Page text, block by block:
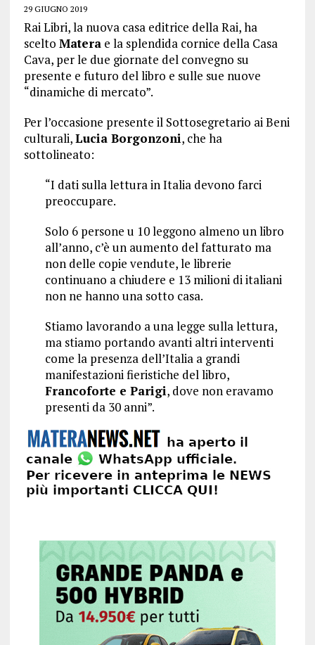
29 GIUGNO 2019
Rai Libri, la nuova casa editrice della Rai, ha
scelto Materae la splendida cornice della Casa
Cava, per le due giornate del convegno su
presente e futuro del libro e sulle sue nuove
“dinamiche di mercato”.
Per l’occasione presente il Sottosegretario ai Beni
culturali,Lucia Borgonzoni, che ha
sottolineato:
“I dati sulla lettura in Italia devono farci
preoccupare.
Solo 6 persone u 10 leggono almeno un libro
all’anno, c’è un aumento del fatturato ma
non delle copie vendute, le librerie
continuano a chiudere e 13 milioni di italiani
non ne hanno una sotto casa.
Stiamo lavorando a una legge sulla lettura,
ma stiamo portando avanti altri interventi
come la presenza dell’Italia a grandi
manifestazioni fieristiche del libro,
Francoforte e Parigi, dove non eravamo
presenti da 30 anni”.